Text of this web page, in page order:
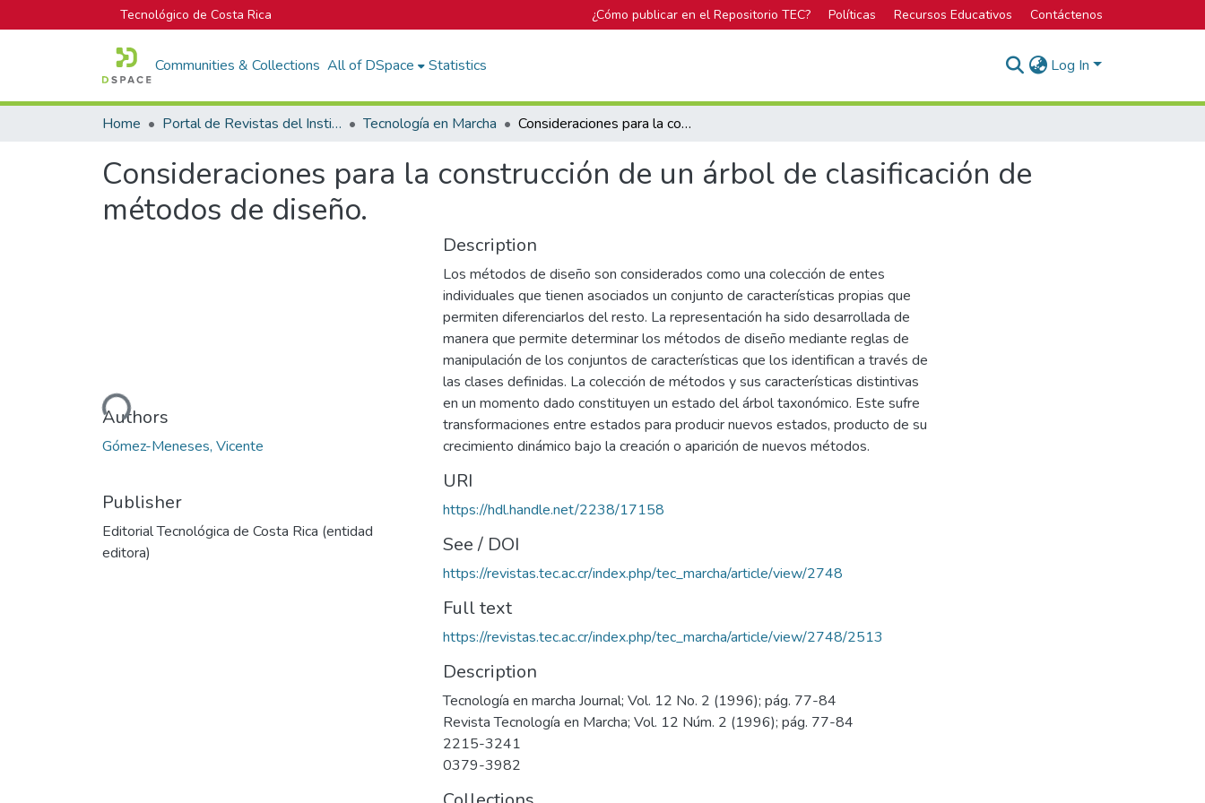
Tecnológico de Costa Rica ¿Cómo publicar en el Repositorio TEC? Políticas Recursos Educativos Contáctenos
Communities & Collections All of DSpace Statistics Log In
Home Portal de Revistas del Instituto Tecnológico de Costa Rica Tecnología en Marcha Consideraciones para la construcción de un árbol de clasificación de métodos de diseño.
Consideraciones para la construcción de un árbol de clasificación de
métodos de diseño.
Loading...
Authors
Gómez-Meneses, Vicente
Publisher
Editorial Tecnológica de Costa Rica (entidad
editora)
Description
Los métodos de diseño son considerados como una colección de entes
individuales que tienen asociados un conjunto de características propias que
permiten diferenciarlos del resto. La representación ha sido desarrollada de
manera que permite determinar los métodos de diseño mediante reglas de
manipulación de los conjuntos de características que los identifican a través de
las clases definidas. La colección de métodos y sus características distintivas
en un momento dado constituyen un estado del árbol taxonómico. Este sufre
transformaciones entre estados para producir nuevos estados, producto de su
crecimiento dinámico bajo la creación o aparición de nuevos métodos.
URI
https://hdl.handle.net/2238/17158
See / DOI
https://revistas.tec.ac.cr/index.php/tec_marcha/article/view/2748
Full text
https://revistas.tec.ac.cr/index.php/tec_marcha/article/view/2748/2513
Description
Tecnología en marcha Journal; Vol. 12 No. 2 (1996); pág. 77-84
Revista Tecnología en Marcha; Vol. 12 Núm. 2 (1996); pág. 77-84
2215-3241
0379-3982